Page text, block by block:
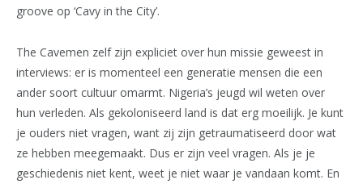
groove op ‘Cavy in the City’.
The Cavemen zelf zijn expliciet over hun missie geweest in
interviews: er is momenteel een generatie mensen die een
ander soort cultuur omarmt. Nigeria’s jeugd wil weten over
hun verleden. Als gekoloniseerd land is dat erg moeilijk. Je kunt
je ouders niet vragen, want zij zijn getraumatiseerd door wat
ze hebben meegemaakt. Dus er zijn veel vragen. Als je je
geschiedenis niet kent, weet je niet waar je vandaan komt. En